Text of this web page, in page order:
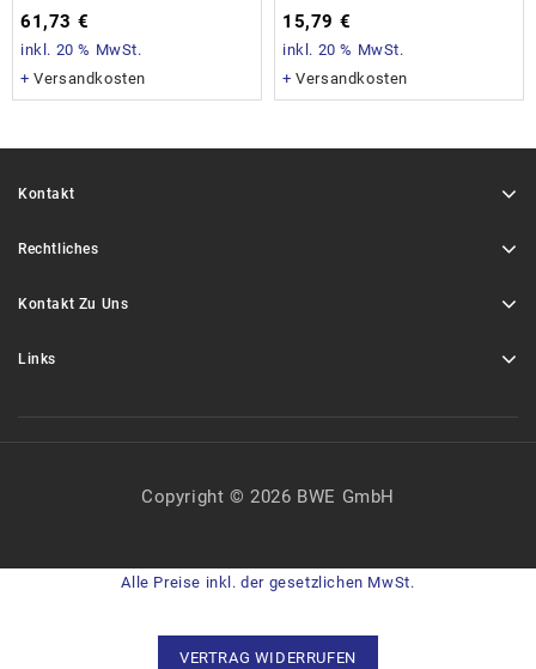
61,73 €
inkl. 20 % MwSt.
+Versandkosten
15,79 €
inkl. 20 % MwSt.
+Versandkosten
Kontakt
Rechtliches
Kontakt Zu Uns
Links
Copyright © 2026 BWE GmbH
Alle Preise inkl. der gesetzlichen MwSt.
VERTRAG WIDERRUFEN